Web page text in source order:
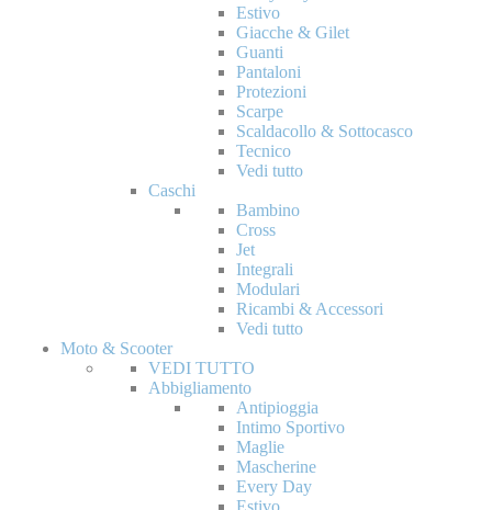
Estivo
Giacche & Gilet
Guanti
Pantaloni
Protezioni
Scarpe
Scaldacollo & Sottocasco
Tecnico
Vedi tutto
Caschi
Bambino
Cross
Jet
Integrali
Modulari
Ricambi & Accessori
Vedi tutto
Moto & Scooter
VEDI TUTTO
Abbigliamento
Antipioggia
Intimo Sportivo
Maglie
Mascherine
Every Day
Estivo